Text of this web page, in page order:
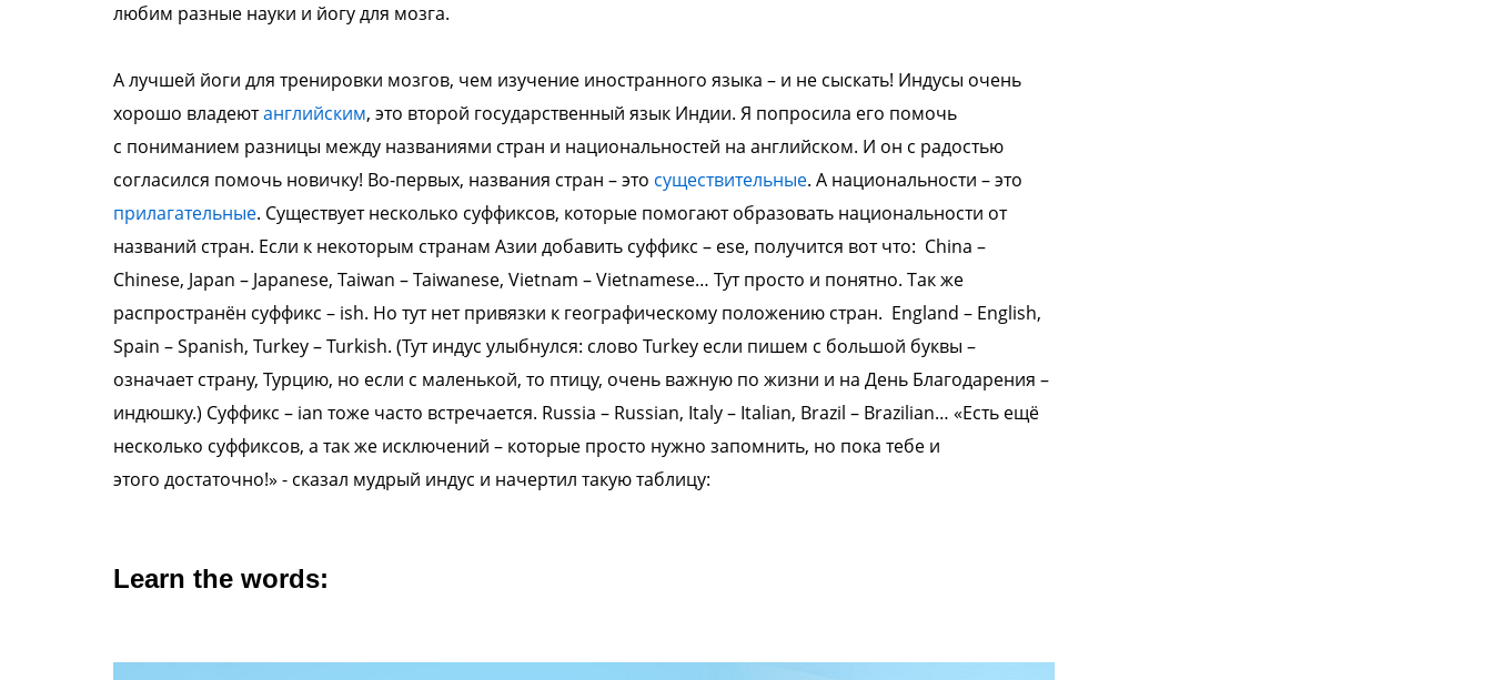
любим разные науки и йогу для мозга.
А лучшей йоги для тренировки мозгов, чем изучение иностранного языка – и не сыскать! Индусы очень
хорошо владеютанглийским, это второй государственный язык Индии. Я попросила его помочь
с пониманием разницы между названиями стран и национальностей на английском. И он с радостью
согласился помочь новичку! Во-первых, названия стран – это существительные. А национальности – это
прилагательные. Существует несколько суффиксов, которые помогают образовать национальности от
названий стран. Если к некоторым странам Азии добавить суффикс – ese, получится вот что: China –
Chinese, Japan – Japanese, Taiwan –Taiwanese, Vietnam – Vietnamese… Тут просто и понятно. Так же
распространён суффикс – ish. Но тутнет привязки к географическому положению стран. England – English,
Spain – Spanish, Turkey –Turkish. (Тут индус улыбнулся: слово Turkey если пишем с большой буквы –
означаетстрану, Турцию, но если с маленькой, то птицу, очень важную по жизни и на День Благодарения –
индюшку.) Суффикс – ian тоже часто встречается. Russia – Russian, Italy – Italian, Brazil – Brazilian… «Есть ещё
несколько суффиксов, а так же исключений – которые просто нужно запомнить, но пока тебе и
этого достаточно!» - сказал мудрый индус и начертил такую таблицу:
Learn the words: